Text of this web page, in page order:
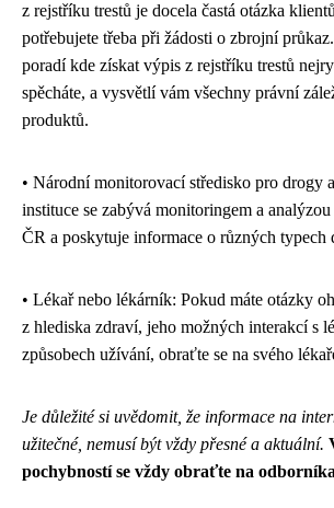
z rejstříku trestů je docela častá otázka
potřebujete třeba při žádosti o zbrojní
poradí kde získat výpis z rejstříku trestů
spěcháte, a vysvětlí vám všechny právní
produktů.
• Národní monitorovací středisko pro drogy
instituce se zabývá monitoringem a
ČR a poskytuje informace o různých typech
• Lékař nebo lékárník: Pokud máte otázky
z hlediska zdraví, jeho možných interakcí s
způsobech užívání, obraťte se na svého
Je důležité si uvědomit, že informace na
užitečné, nemusí být vždy přesné a aktuální.
pochybností se vždy obraťte na